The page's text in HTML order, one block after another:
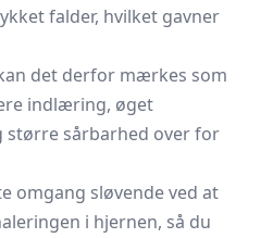
falder, hvilket gavner
det derfor mærkes som
indlæring, øget
større sårbarhed over for
omgang sløvende ved at
i hjernen, så du